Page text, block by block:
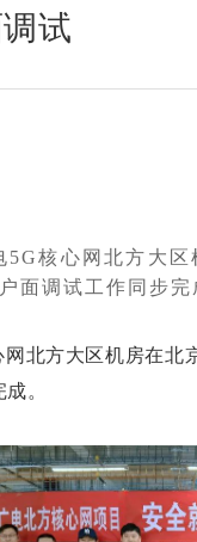
试
5G核心网北方大
面调试工作同步完
方大区机房在北
。